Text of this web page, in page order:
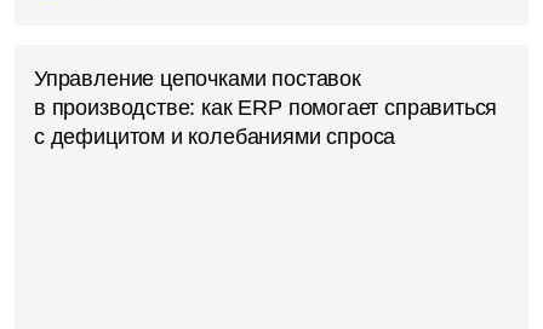
Управление цепочками поставок
в производстве: как ERP помогает справиться
с дефицитом и колебаниями спроса